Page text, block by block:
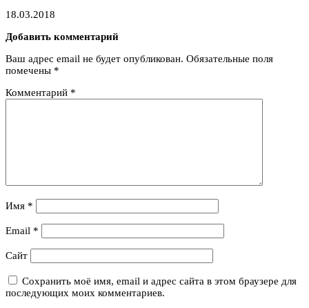
18.03.2018
Добавить комментарий
Ваш адрес email не будет опубликован. Обязательные поля
помечены *
Комментарий *
Имя *
Email *
Сайт
Сохранить моё имя, email и адрес сайта в этом браузере для
последующих моих комментариев.